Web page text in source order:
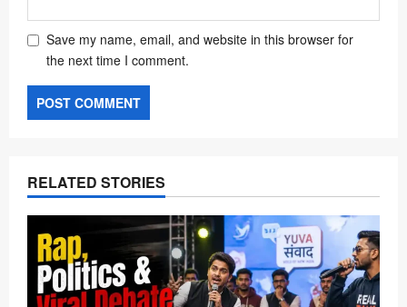
Save my name, email, and website in this browser for
the next time I comment.
RELATED STORIES